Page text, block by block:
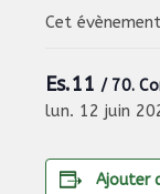
Cet
Es.11 / 70.
lun. 12 juin
Ajouter